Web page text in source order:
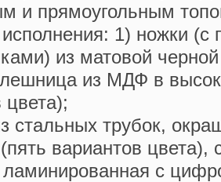
и прямоугольным
1) ножки (с
из матовой
из МДФ в
цвета);
стальных трубок,
вариантов цвета),
с